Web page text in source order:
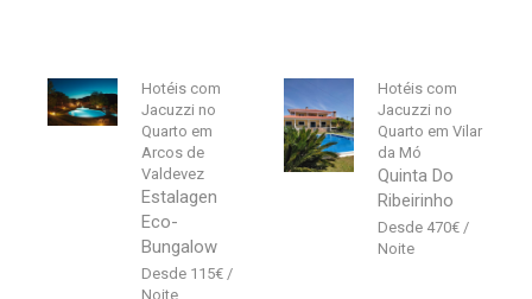
Hotéis com
Jacuzzi no
Quarto em
Arcos de
Valdevez
Estalagen
Eco-
Bungalow
115€
Hotéis com
Jacuzzi no
Quarto em Vilar
da Mó
Quinta Do
Ribeirinho
470€